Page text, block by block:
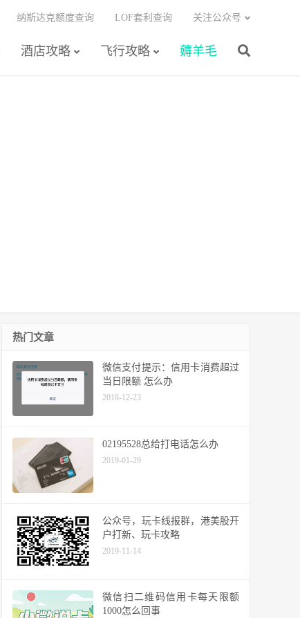
酒店攻略 飞行攻略 薅羊毛
纳斯达克额度查询 LOF套利查询 关注公众号
热门文章
微信支付提示：信用卡消费超过
当日限额 怎么办
2018-12-23
02195528总给打电话怎么办
2019-01-29
公众号，玩卡线报群，港美股开
户打新、玩卡攻略
2019-11-14
微信扫二维码信用卡每天限额
1000怎么回事